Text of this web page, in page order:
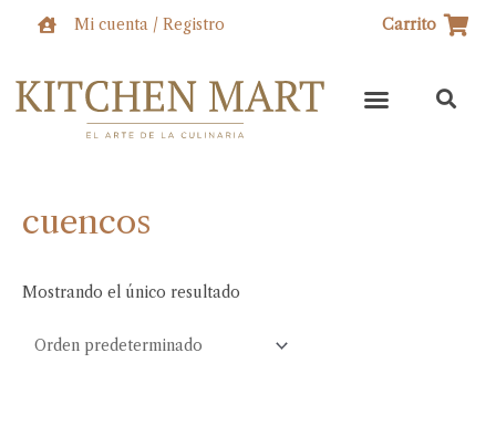
Mi cuenta / Registro Carrito
cuencos
Mostrando el único resultado